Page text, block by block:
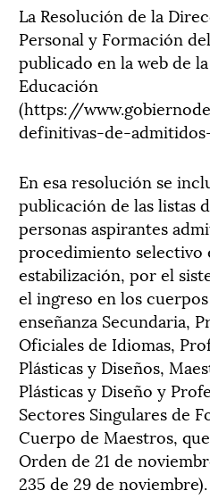
La Resolución de la
Personal y Formación
publicado en la web de
Educación
(https://
definitivas-de-
En esa resolución se
publicación de las listas
personas aspirantes
procedimiento selectivo
estabilización, por el
el ingreso en los
enseñanza Secundaria,
Oficiales de Idiomas,
Plásticas y Diseños,
Plásticas y Diseño y
Sectores Singulares de
Cuerpo de Maestros,
Orden de 21 de
235 de 29 de noviembre).